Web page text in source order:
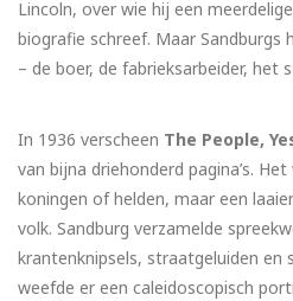
Lincoln, over wie hij een
biografie schreef. Maar Sandburgs
– de boer, de fabrieksarbeider, het
In 1936 verscheen The People,
van bijna driehonderd pagina’s.
koningen of helden, maar een
volk. Sandburg verzamelde
krantenknipsels, straatgeluiden
weefde er een caleidoscopisch